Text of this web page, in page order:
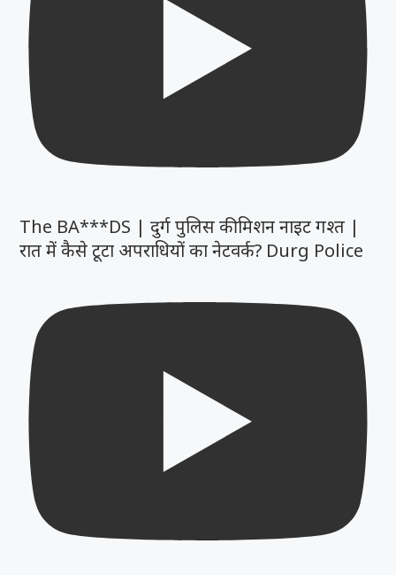
The BA***DS | दुर्ग पुलिस की मिशन नाइट गश्त |
रात में कैसे टूटा अपराधियों का नेटवर्क? Durg Police